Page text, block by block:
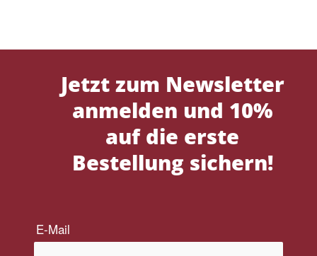
Jetzt zum Newsletter
anmelden und 10%
auf die erste
Bestellung sichern!